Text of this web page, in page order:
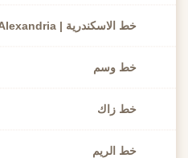
خط الاسكندرية | Alexandria
خط وسم
خط زاك
خط الريم